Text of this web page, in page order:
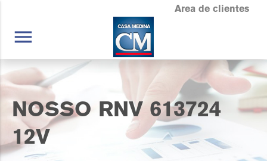
Area de clientes
menu
NOSSO RNV 613724
12V